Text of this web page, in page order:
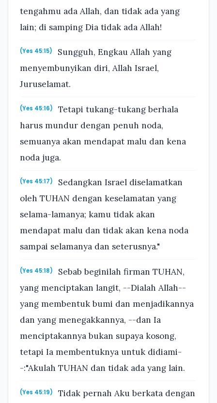
tengahmu ada Allah, dan tidak ada yang
lain; di samping Dia tidak ada Allah!
(Yes 45:15)
Sungguh, Engkau Allah yang
menyembunyikan diri, Allah Israel,
Juruselamat.
(Yes 45:16)
Tetapi tukang-tukang berhala
harus mundur dengan penuh noda,
semuanya akan mendapat malu dan kena
noda juga.
(Yes 45:17)
Sedangkan Israel diselamatkan
oleh TUHAN dengan keselamatan yang
selama-lamanya; kamu tidak akan
mendapat malu dan tidak akan kena noda
sampai selamanya dan seterusnya."
(Yes 45:18)
Sebab beginilah firman TUHAN,
yang menciptakan langit, --Dialah Allah--
yang membentuk bumi dan menjadikannya
dan yang menegakkannya, --dan Ia
menciptakannya bukan supaya kosong,
tetapi Ia membentuknya untuk didiami-
-:"Akulah TUHAN dan tidak ada yang lain.
(Yes 45:19)
Tidak pernah Aku berkata dengan